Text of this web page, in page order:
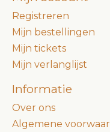
Registreren
Mijn bestellingen
Mijn tickets
Mijn verlanglijst
Informatie
Over ons
Algemene